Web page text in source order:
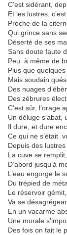
C’est sidérant,
Et les lustres,
Proche de la
Qui grince sans
Déserté de ses
Sans doute faute
Peu à même de
Plus que
Mais soudain
Des nuages
Des zébrures
C’est sûr, l’orage
Un déluge s’abat,
Il dure, et dure
Ce qui ne s’était
Depuis des
La cuve se
D’abord jusqu’à
L’eau engorge le
Du trépied de
Le réservoir
Va se
En un vacarme
Une morale
Des fois on fait le